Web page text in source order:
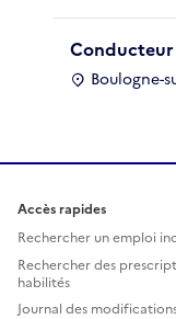
Boulogne-
Accès rapides
Rechercher un emploi
Rechercher des
habilités
Journal des